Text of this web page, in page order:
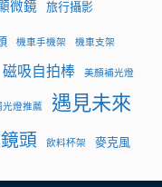
微鏡 旅行攝影
機車手機架 機車支架
磁吸自拍棒 美顏補光燈
光燈推薦 遇見未來
頭 飲料杯架 麥克風